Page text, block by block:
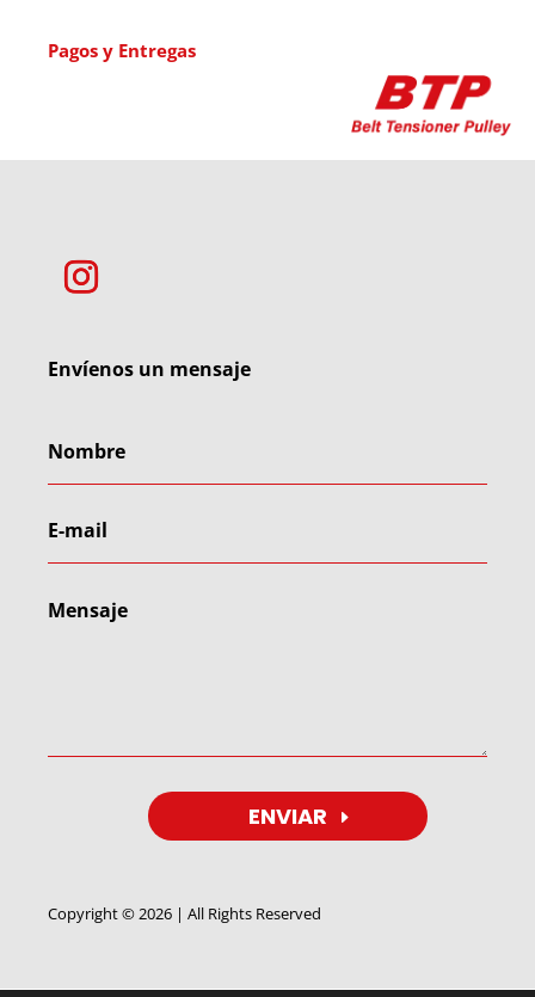
Pagos y Entregas
Envíenos un mensaje
ENVIAR
Copyright © 2026 | All Rights Reserved